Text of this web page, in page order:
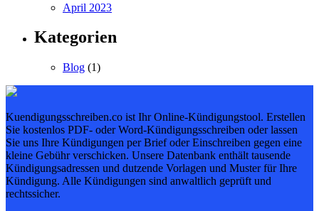
April 2023
Kategorien
Blog (1)
Kuendigungsschreiben.co ist Ihr Online-Kündigungstool. Erstellen
Sie kostenlos PDF- oder Word-Kündigungsschreiben oder lassen
Sie uns Ihre Kündigungen per Brief oder Einschreiben gegen eine
kleine Gebühr verschicken. Unsere Datenbank enthält tausende
Kündigungsadressen und dutzende Vorlagen und Muster für Ihre
Kündigung. Alle Kündigungen sind anwaltlich geprüft und
rechtssicher.